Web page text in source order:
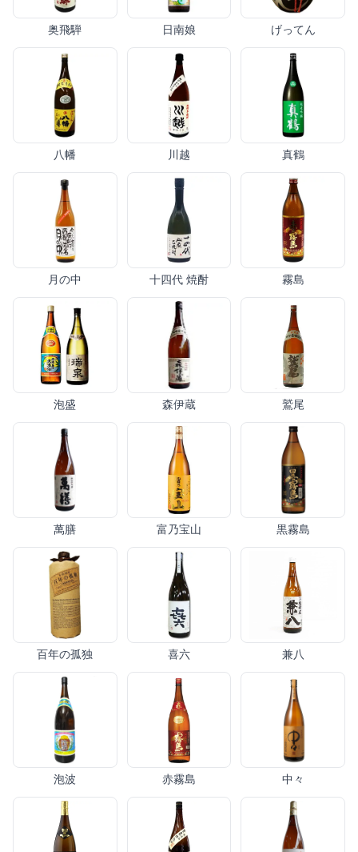
奥飛騨 日南娘 げってん
八幡 川越 真鶴
月の中 十四代 焼酎 霧島
泡盛 森伊蔵 鷲尾
萬膳 富乃宝山 黒霧島
百年の孤独 喜六 兼八
泡波 赤霧島 中々